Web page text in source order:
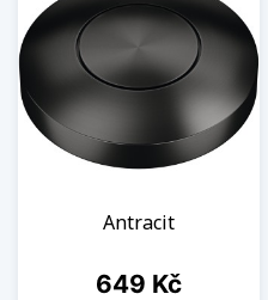
Antracit
Cena
649 Kč